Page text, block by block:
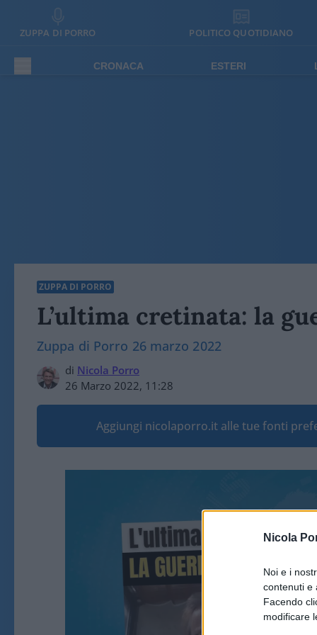
Nicola
Noi e i
contenuti e
Facendo
modificare
ZUPPA DI PORRO POLITICO QUOTIDIANO
CRONACA ESTERI
ZUPPA DI PORRO
L’ultima cretinata: la
Zuppa di Porro 26 marzo 2022
di Nicola Porro
26 Marzo 2022, 11:28
Aggiungi nicolaporro.it alle tue fonti